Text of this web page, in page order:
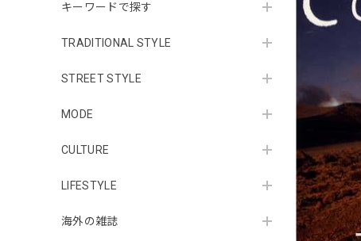
キーワードで探す
TRADITIONAL STYLE
STREET STYLE
MODE
CULTURE
LIFESTYLE
海外の雑誌